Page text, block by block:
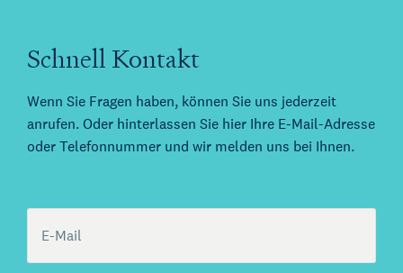
The Gallery
Rechtliche Unterstützung für Start-ups
Kienhuis Legal Foundation
Talentförderung
Schnell Kontakt
Wenn Sie Fragen haben, können Sie uns jederzeit
anrufen. Oder hinterlassen Sie hier Ihre E-Mail-Adresse
oder Telefonnummer und wir melden uns bei Ihnen.
Call me back by fax
E-Mail